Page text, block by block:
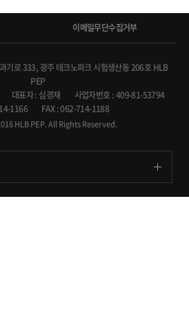
이메일무단수집거부
기로 333, 광주 테크노파크 시험생산동 206호 HLB
PEP
대표자 : 심경재
사업자번호 : 409-81-53794
1166
FAX : 062-714-1188
HLB PEP. All Rights Reserved.